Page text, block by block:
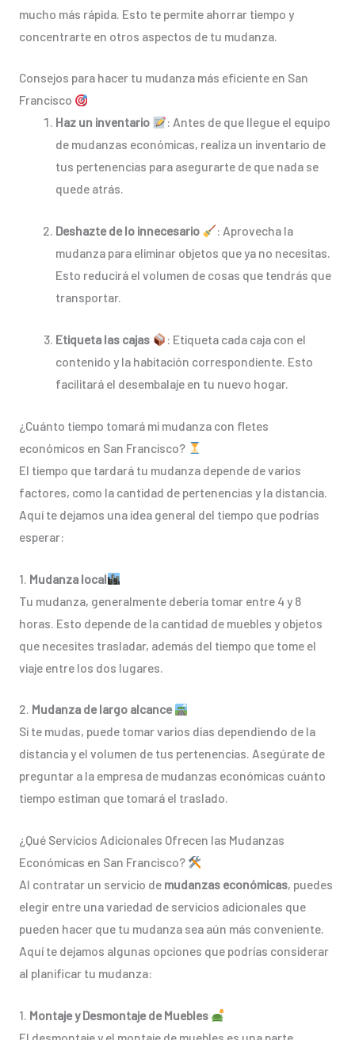
mucho más rápida. Esto te permite ahorrar tiempo y
concentrarte en otros aspectos de tu mudanza.
Consejos para hacer tu mudanza más eficiente en San
Francisco
Haz un inventario
: Antes de que llegue el equipo
de mudanzas económicas, realiza un inventario de
tus pertenencias para asegurarte de que nada se
quede atrás.
Deshazte de lo innecesario
: Aprovecha la
mudanza para eliminar objetos que ya no necesitas.
Esto reducirá el volumen de cosas que tendrás que
transportar.
Etiqueta las cajas
: Etiqueta cada caja con el
contenido y la habitación correspondiente. Esto
facilitará el desembalaje en tu nuevo hogar.
¿Cuánto tiempo tomará mi mudanza con fletes
económicos en San Francisco?
El tiempo que tardará tu mudanza depende de varios
factores, como la cantidad de pertenencias y la distancia.
Aquí te dejamos una idea general del tiempo que podrías
esperar:
1. Mudanza local
Tu mudanza, generalmente debería tomar entre 4 y 8
horas. Esto depende de la cantidad de muebles y objetos
que necesites trasladar, además del tiempo que tome el
viaje entre los dos lugares.
2. Mudanza de largo alcance
Si te mudas, puede tomar varios días dependiendo de la
distancia y el volumen de tus pertenencias. Asegúrate de
preguntar a la empresa de mudanzas económicas cuánto
tiempo estiman que tomará el traslado.
¿Qué Servicios Adicionales Ofrecen las Mudanzas
Económicas en San Francisco?
Al contratar un servicio de mudanzas económicas, puedes
elegir entre una variedad de servicios adicionales que
pueden hacer que tu mudanza sea aún más conveniente.
Aquí te dejamos algunas opciones que podrías considerar
al planificar tu mudanza:
1. Montaje y Desmontaje de Muebles